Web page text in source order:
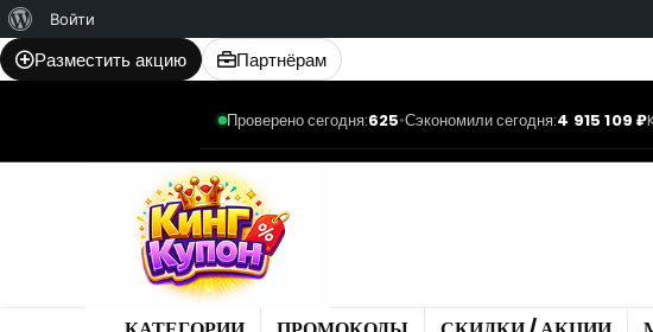
WordPress
Войти
Разместить акцию Партнёрам
Проверено сегодня:625•Сэкономили сегодня:4 915 109 ₽